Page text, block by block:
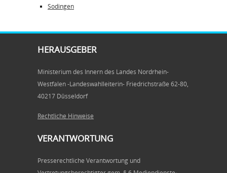
Sodingen
HERAUSGEBER
Ministerium des Innern des Landes Nordrhein-
Westfalen -Landeswahlleiterin- Friedrichstraße 62-80,
40217 Düsseldorf
Rechtliche Hinweise
VERANTWORTUNG
Presserechtliche Verantwortung und